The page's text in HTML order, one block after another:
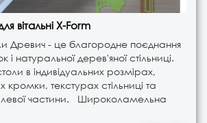
вітальні X-Form
Древич - це благородне поєднання
і натуральної дерев'яної стільниці.
в індивідуальних розмірах,
кромки, текстурах стільниці та
частини. Широколамельна
(2P): Стільниця виготовл..